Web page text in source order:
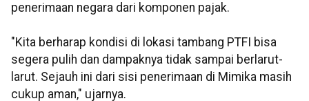
penerimaan negara dari komponen pajak.
"Kita berharap kondisi di lokasi tambang PTFI bisa
segera pulih dan dampaknya tidak sampai berlarut-
larut. Sejauh ini dari sisi penerimaan di Mimika masih
cukup aman," ujarnya.